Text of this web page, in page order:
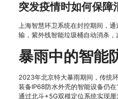
突发疫情时如何保障
上海智慧环卫系统在封控期间，
输，紫外线智能垃圾桶自动消杀，
暴雨中的智能
2023年北京特大暴雨期间，传统
装备IP68防水外壳的智能设备仍
通过北斗+5G双模定位系统实现